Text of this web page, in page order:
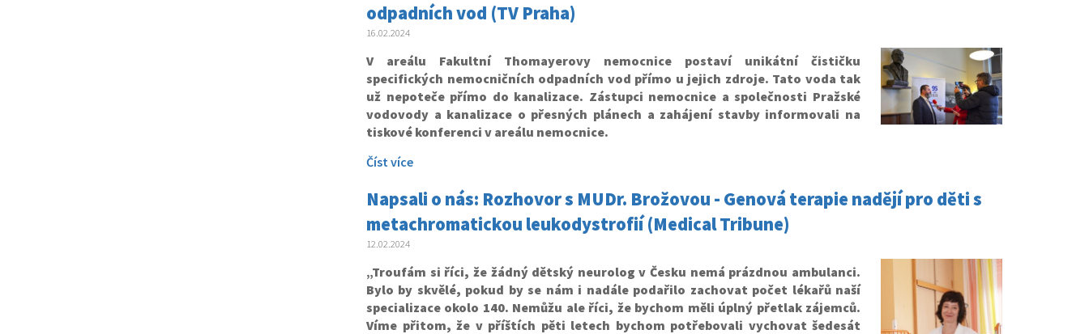
odpadních vod (TV Praha)
16.02.2024
V areálu Fakultní Thomayerovy nemocnice postaví unikátní čističku
specifických nemocničních odpadních vod přímo u jejich zdroje. Tato voda tak
už nepoteče přímo do kanalizace. Zástupci nemocnice a společnosti Pražské
vodovody a kanalizace o přesných plánech a zahájení stavby informovali na
tiskové konferenci v areálu nemocnice.
Číst více
Napsali o nás: Rozhovor s MUDr. Brožovou - Genová terapie nadějí pro děti s
metachromatickou leukodystrofií (Medical Tribune)
12.02.2024
„Troufám si říci, že žádný dětský neurolog v Česku nemá prázdnou ambulanci.
Bylo by skvělé, pokud by se nám i nadále podařilo zachovat počet lékařů naší
specializace okolo 140. Nemůžu ale říci, že bychom měli úplný přetlak zájemců.
Víme přitom, že v příštích pěti letech bychom potřebovali vychovat šedesát